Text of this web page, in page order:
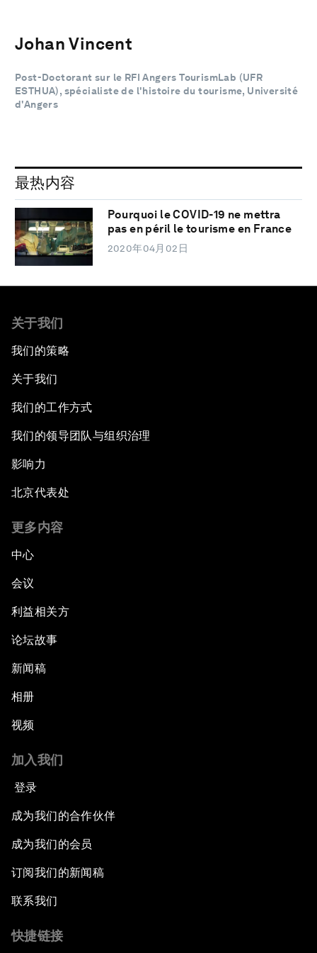
Johan Vincent
Post-Doctorant sur le RFI Angers TourismLab (UFR
ESTHUA), spécialiste de l'histoire du tourisme, Université
d'Angers
最热内容
Pourquoi le COVID-19 ne mettra
pas en péril le tourisme en France
2020年04月02日
关于我们
我们的策略
关于我们
我们的工作方式
我们的领导团队与组织治理
影响力
北京代表处
更多内容
中心
会议
利益相关方
论坛故事
新闻稿
相册
视频
加入我们
登录
成为我们的合作伙伴
成为我们的会员
订阅我们的新闻稿
联系我们
快捷链接